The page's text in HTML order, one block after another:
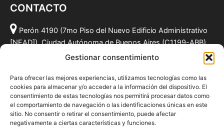
Gestionar consentimiento
Para ofrecer las mejores experiencias, utilizamos tecnologías como las
cookies para almacenar y/o acceder a la información del dispositivo. El
consentimiento de estas tecnologías nos permitirá procesar datos como
el comportamiento de navegación o las identificaciones únicas en este
sitio. No consentir o retirar el consentimiento, puede afectar
negativamente a ciertas características y funciones.
CONTACTO
Perón 4190 (7mo Piso del Nuevo Edificio Administrativo
[NEAD]), Ciudad Autónoma de Buenos Aires (C1199-ABB),
info@fundacionmf.org.ar